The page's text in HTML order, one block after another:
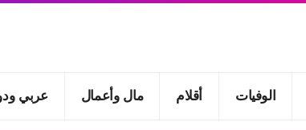
الوفيات أقلام مال وأعمال عربي